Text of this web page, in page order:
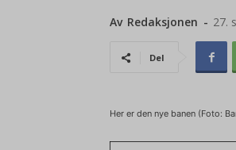
Av Redaksjonen - 27.
Del
Her er den nye banen (Foto: